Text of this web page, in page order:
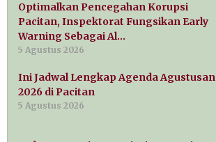
Optimalkan Pencegahan Korupsi
Pacitan, Inspektorat Fungsikan Early
Warning Sebagai Al…
5 Agustus 2026
Ini Jadwal Lengkap Agenda Agustusan
2026 di Pacitan
5 Agustus 2026